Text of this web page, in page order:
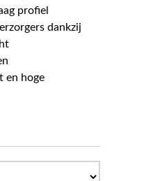
profiel
dankzij
en hoge